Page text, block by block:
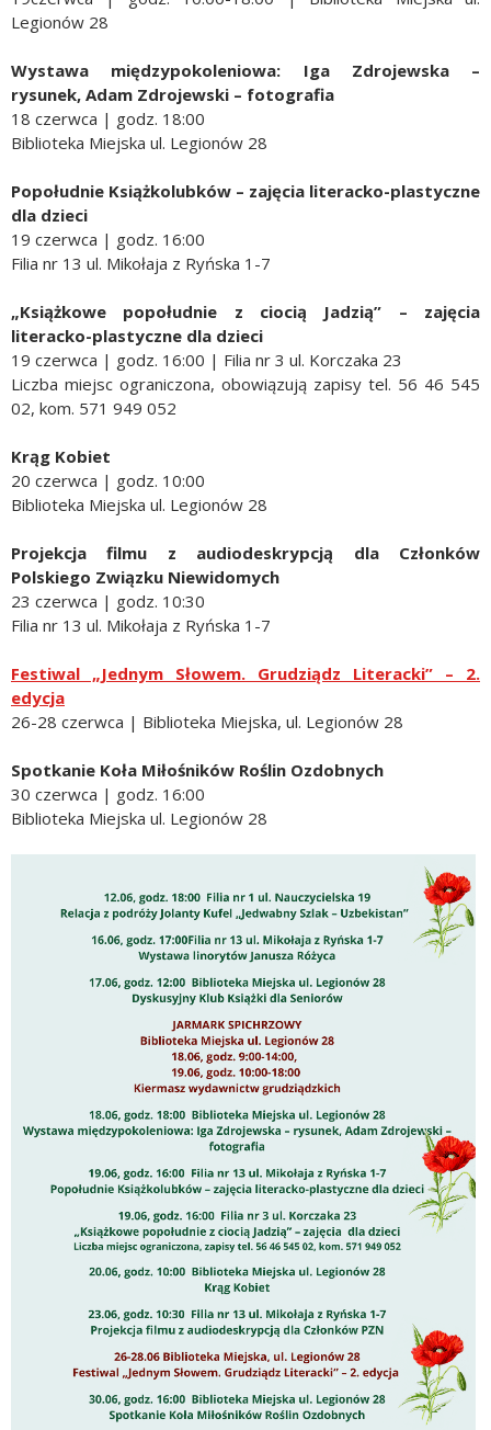
Legionów 28
Wystawa międzypokoleniowa: Iga Zdrojewska –
rysunek, Adam Zdrojewski – fotografia
18 czerwca | godz. 18:00
Biblioteka Miejska ul. Legionów 28
Popołudnie Książkolubków – zajęcia literacko-plastyczne
dla dzieci
19 czerwca | godz. 16:00
Filia nr 13 ul. Mikołaja z Ryńska 1-7
„Książkowe popołudnie z ciocią Jadzią” – zajęcia
literacko-plastyczne dla dzieci
19 czerwca | godz. 16:00 | Filia nr 3 ul. Korczaka 23
Liczba miejsc ograniczona, obowiązują zapisy tel. 56 46 545
02, kom. 571 949 052
Krąg Kobiet
20 czerwca | godz. 10:00
Biblioteka Miejska ul. Legionów 28
Projekcja filmu z audiodeskrypcją dla Członków
Polskiego Związku Niewidomych
23 czerwca | godz. 10:30
Filia nr 13 ul. Mikołaja z Ryńska 1-7
Festiwal „Jednym Słowem. Grudziądz Literacki” – 2.
edycja
26-28 czerwca | Biblioteka Miejska, ul. Legionów 28
Spotkanie Koła Miłośników Roślin Ozdobnych
30 czerwca | godz. 16:00
Biblioteka Miejska ul. Legionów 28